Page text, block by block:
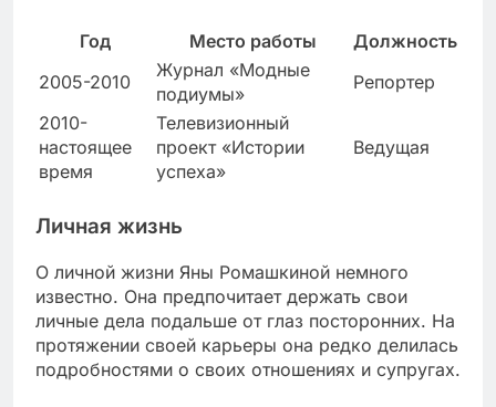
Год Место работы
Должность
2005-2010
Журнал «Модные
подиумы»
Репортер
2010-
настоящее
время
Телевизионный
проект «Истории
успеха»
Ведущая
Личная жизнь
О личной жизни Яны Ромашкиной немного
известно. Она предпочитает держать свои
личные дела подальше от глаз посторонних. На
протяжении своей карьеры она редко делилась
подробностями о своих отношениях и супругах.